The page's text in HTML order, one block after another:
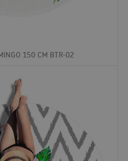
150 CM BTR-02